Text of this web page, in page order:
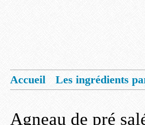
Accueil
Les ingrédients
Agneau de pré